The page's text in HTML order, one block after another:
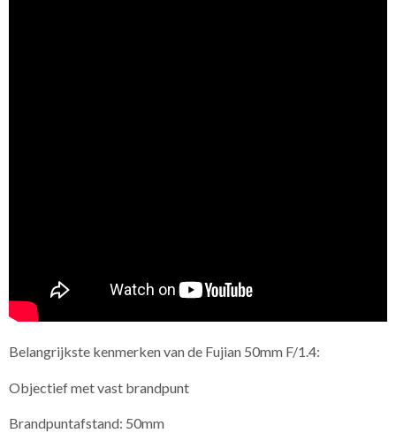
Belangrijkste kenmerken van de Fujian 50mm F/1.4:
Objectief met vast brandpunt
Brandpuntafstand: 50mm